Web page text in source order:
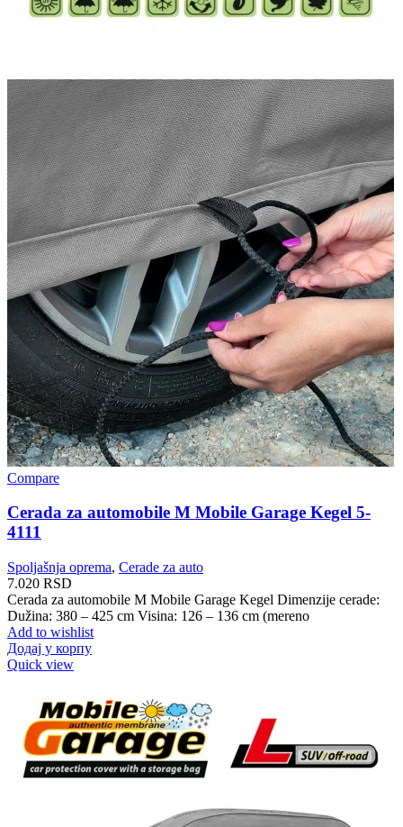
Compare
Cerada za automobile M Mobile Garage Kegel 5-
4111
Spoljašnja oprema, Cerade za auto
7.020 RSD
Cerada za automobile M Mobile Garage Kegel Dimenzije cerade:
Dužina: 380 – 425 cm Visina: 126 – 136 cm (mereno
Add to wishlist
Додај у корпу
Quick view